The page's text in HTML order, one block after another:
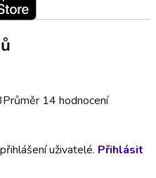
Průměr 14 hodnocení
uživatelé. Přihlásit